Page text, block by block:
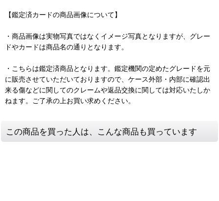
【鑑定済カードの商品画像について】
・商品画像は実物写真ではなくイメージ写真となりますが、グレー
ドやカードは商品名の通りとなります。
・こちらは鑑定済商品となります。鑑定機関の定めたグレードを元
に販売させていただいておりますので、ケース外部・内部に確認出
来る傷などに関してのクレームや返品交換に関しては対応いたしか
ねます。ご了承の上お買い求めください。
この商品を買った人は、こんな商品も買っています